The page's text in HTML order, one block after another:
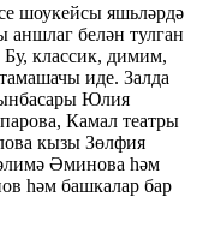
шоукейсы яшьләрдә
аншлаг белән тулган
классик, димим,
иде. Залда
Юлия
Камал театры
кызы Зөлфия
Әминова һәм
һәм башкалар бар